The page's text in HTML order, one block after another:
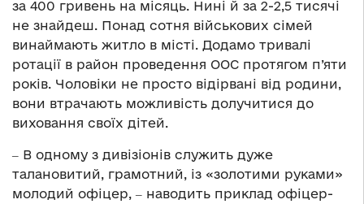
за 400 гривень на місяць. Нині й за 2-2,5 тисячі
не знайдеш. Понад сотня військових сімей
винаймають житло в місті. Додамо тривалі
ротації в район проведення ООС протягом п’яти
років. Чоловіки не просто відірвані від родини,
вони втрачають можливість долучитися до
виховання своїх дітей.
‒ В одному з дивізіонів служить дуже
талановитий, грамотний, із «золотими руками»
молодий офіцер, ‒ наводить приклад офіцер-